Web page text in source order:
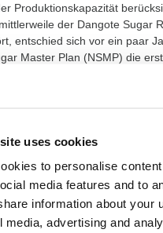
uses cookies
to personalise
media features and to
information about your
media, advertising and
Produktionskapazität
der Dangote Sugar
entschied sich vor ein paar
Master Plan (NSMP) die
von jetzt 3.000 auf
pro Tag umzusetzen.
die DSR-Gruppe wieder auf
von BMA. Unsere
Kernausrüstungen im
Trocknungsanlage
mit den dazugehörigen
kontinuierliche und